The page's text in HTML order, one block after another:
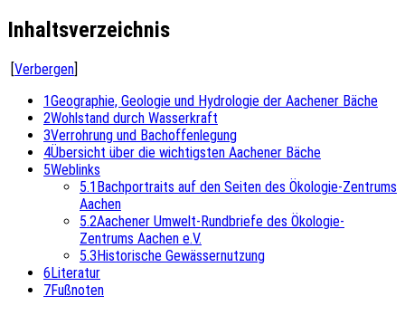
Inhaltsverzeichnis
[Verbergen]
1Geographie, Geologie und Hydrologie der Aachener Bäche
2Wohlstand durch Wasserkraft
3Verrohrung und Bachoffenlegung
4Übersicht über die wichtigsten Aachener Bäche
5Weblinks
5.1Bachportraits auf den Seiten des Ökologie-Zentrums
Aachen
5.2Aachener Umwelt-Rundbriefe des Ökologie-
Zentrums Aachen e.V.
5.3Historische Gewässernutzung
6Literatur
7Fußnoten